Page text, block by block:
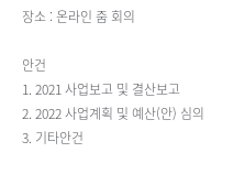
장소 : 온라인 줌 회의
안건
1. 2021 사업보고 및 결산보고
2. 2022 사업계획 및 예산(안) 심의
3. 기타안건